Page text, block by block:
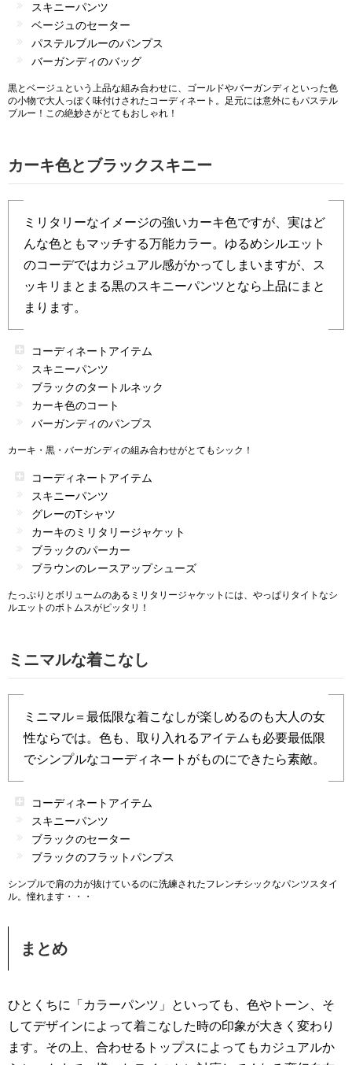
スキニーパンツ
ベージュのセーター
パステルブルーのパンプス
バーガンディのバッグ
黒とベージュという上品な組み合わせに、ゴールドやバーガンディといった色
の小物で大人っぽく味付けされたコーディネート。足元には意外にもパステル
ブルー！この絶妙さがとてもおしゃれ！
カーキ色とブラックスキニー
ミリタリーなイメージの強いカーキ色ですが、実はど
んな色ともマッチする万能カラー。ゆるめシルエット
のコーデではカジュアル感がかってしまいますが、ス
ッキリまとまる黒のスキニーパンツとなら上品にまと
まります。
コーディネートアイテム
スキニーパンツ
ブラックのタートルネック
カーキ色のコート
バーガンディのパンプス
カーキ・黒・バーガンディの組み合わせがとてもシック！
コーディネートアイテム
スキニーパンツ
グレーのTシャツ
カーキのミリタリージャケット
ブラックのパーカー
ブラウンのレースアップシューズ
たっぷりとボリュームのあるミリタリージャケットには、やっぱりタイトなシ
ルエットのボトムスがピッタリ！
ミニマルな着こなし
ミニマル＝最低限な着こなしが楽しめるのも大人の女
性ならでは。色も、取り入れるアイテムも必要最低限
でシンプルなコーディネートがものにできたら素敵。
コーディネートアイテム
スキニーパンツ
ブラックのセーター
ブラックのフラットパンプス
シンプルで肩の力が抜けているのに洗練されたフレンチシックなパンツスタイ
ル。憧れます・・・
まとめ
ひとくちに「カラーパンツ」といっても、色やトーン、そ
してデザインによって着こなした時の印象が大きく変わり
ます。その上、合わせるトップスによってもカジュアルか